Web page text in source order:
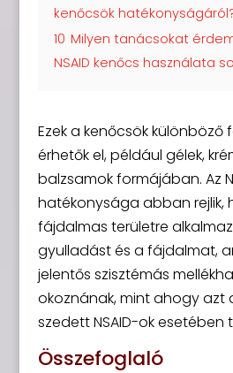
kenőcsök
10 Milyen tanácsokat
NSAID kenőcs használata
Ezek a kenőcsök különböző
érhetők el, például gélek,
balzsamok formájában. Az
hatékonysága abban rejlik,
fájdalmas területre
gyulladást és a fájdalmat,
jelentős szisztémás
okoznának, mint ahogy azt
szedett NSAID-ok esetében
Összefoglaló